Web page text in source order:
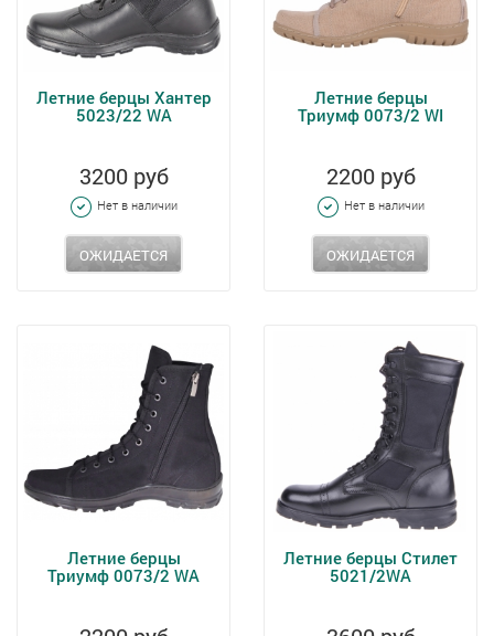
Летние берцы Хантер
5023/22 WA
3200 руб
Нет в наличии
ОЖИДАЕТСЯ
Летние берцы
Триумф 0073/2 WI
2200 руб
Нет в наличии
ОЖИДАЕТСЯ
Летние берцы
Триумф 0073/2 WA
Летние берцы Стилет
5021/2WA